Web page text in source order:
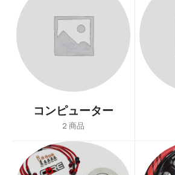
コンピューター
2商品